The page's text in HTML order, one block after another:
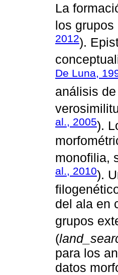
La
los
2012).
De Luna,
análisis
al., 2005).
monofilia,
al., 2010).
del ala en
grupos
(
para los
datos